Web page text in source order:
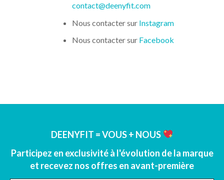
contact@deenyfit.com
Nous contacter sur Instagram
Nous contacter sur Facebook
DEENYFIT = VOUS + NOUS
Participez en exclusivité à l'évolution de la marque
et recevez nos offres en avant-première